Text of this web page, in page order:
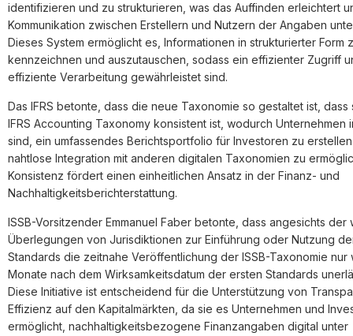
identifizieren und zu strukturieren, was das Auffinden erleichtert
Kommunikation zwischen Erstellern und Nutzern der Angaben
Dieses System ermöglicht es, Informationen in strukturierter Form
kennzeichnen und auszutauschen, sodass ein effizienter Zugriff
effiziente Verarbeitung gewährleistet sind.
Das IFRS betonte, dass die neue Taxonomie so gestaltet ist, dass
IFRS Accounting Taxonomy konsistent ist, wodurch Unternehmen
sind, ein umfassendes Berichtsportfolio für Investoren zu
nahtlose Integration mit anderen digitalen Taxonomien zu
Konsistenz fördert einen einheitlichen Ansatz in der Finanz- und
Nachhaltigkeitsberichterstattung.
ISSB-Vorsitzender Emmanuel Faber betonte, dass angesichts der
Überlegungen von Jurisdiktionen zur Einführung oder Nutzung
Standards die zeitnahe Veröffentlichung der ISSB-Taxonomie nur
Monate nach dem Wirksamkeitsdatum der ersten Standards
Diese Initiative ist entscheidend für die Unterstützung von
Effizienz auf den Kapitalmärkten, da sie es Unternehmen und
ermöglicht, nachhaltigkeitsbezogene Finanzangaben digital unter